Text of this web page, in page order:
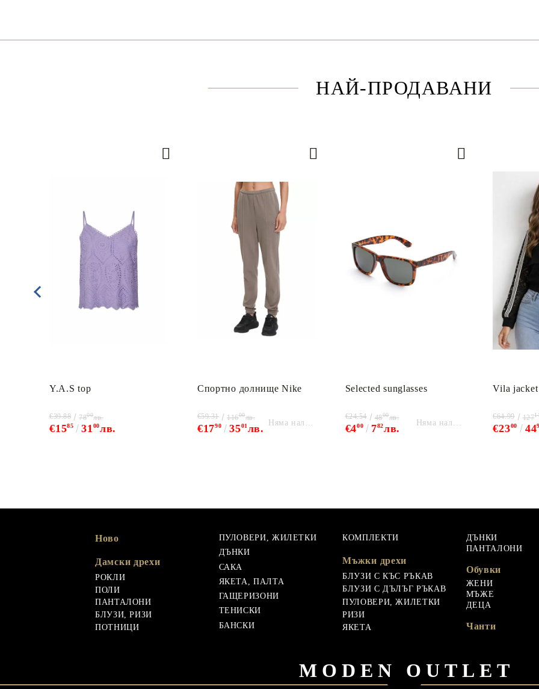
НАЙ-ПРОДАВАНИ
Y.A.S top
€1585 31 00лв.
€39.88 7800лв.
Спортно долнище Nike
€1790 3501лв.
€59.31 11600лв.
Няма наличност
Selected sunglasses
€400 782лв.
€24.54 4800лв.
Няма наличност
Vila jacket
€2300 44
€64.99 127
Ново
Дамски дрехи
РОКЛИ
ПОЛИ
ПАНТАЛОНИ
БЛУЗИ, РИЗИ
ПОТНИЦИ
ПУЛОВЕРИ, ЖИЛЕТКИ
ДЪНКИ
САКА
ЯКЕТА, ПАЛТА
ГАЩЕРИЗОНИ
ТЕНИСКИ
БАНСКИ
КОМПЛЕКТИ
Мъжки дрехи
БЛУЗИ С КЪС РЪКАВ
БЛУЗИ С ДЪЛЪГ РЪКАВ
ПУЛОВЕРИ, ЖИЛЕТКИ
РИЗИ
ЯКЕТА
ДЪНКИ
ПАНТАЛОНИ
Обувки
ЖЕНИ
МЪЖЕ
ДЕЦА
Чанти
MODEN OUTLET